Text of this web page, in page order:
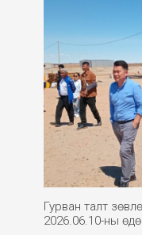
Гурван талт
2026.06.10-ны